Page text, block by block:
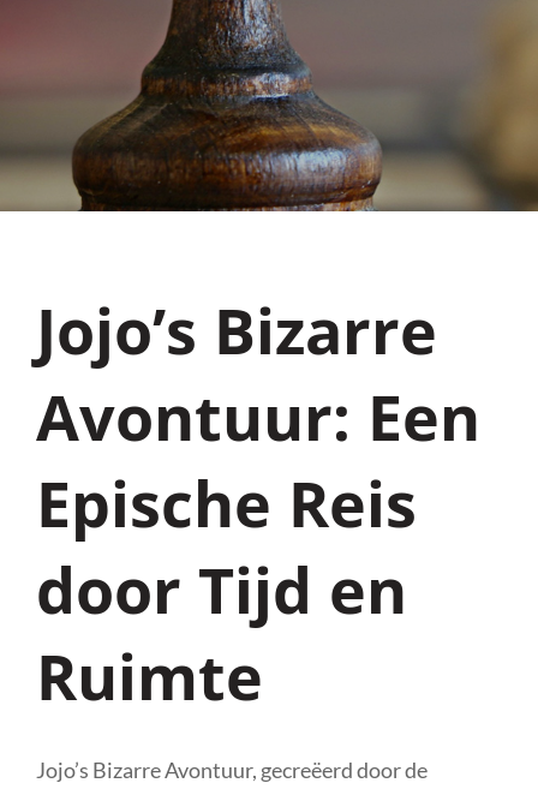
Jojo’s Bizarre
Avontuur: Een
Epische Reis
door Tijd en
Ruimte
Jojo’s Bizarre Avontuur, gecreëerd door de